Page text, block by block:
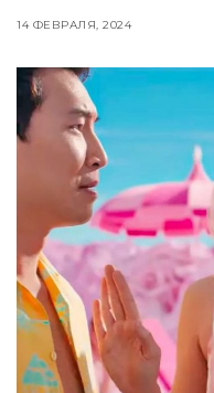
14 ФЕВРАЛЯ, 2024